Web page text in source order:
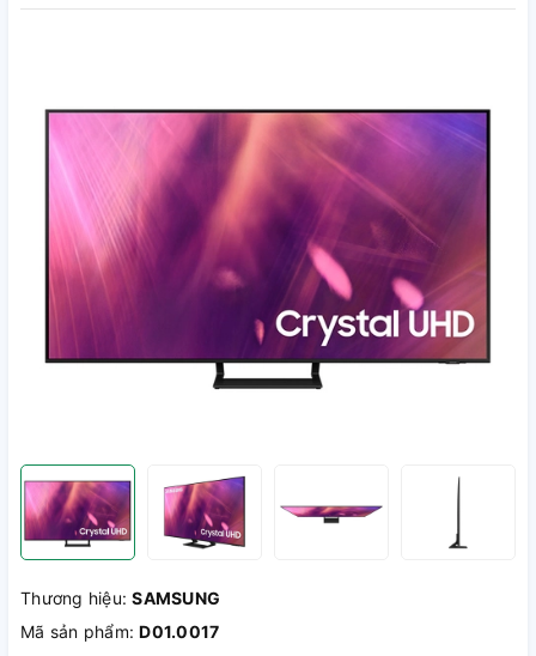
Thương hiệu:SAMSUNG
Mã sản phẩm:D01.0017